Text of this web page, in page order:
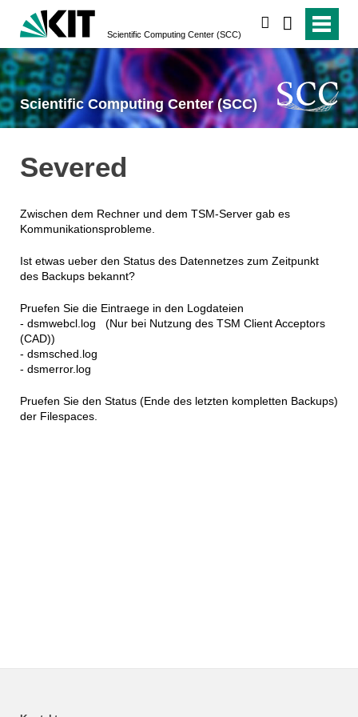
Scientific Computing Center (SCC)
Scientific Computing Center (SCC)
Severed
Zwischen dem Rechner und dem TSM-Server gab es
Kommunikationsprobleme.
Ist etwas ueber den Status des Datennetzes zum Zeitpunkt
des Backups bekannt?
Pruefen Sie die Eintraege in den Logdateien
- dsmwebcl.log (Nur bei Nutzung des TSM Client Acceptors
(CAD))
- dsmsched.log
- dsmerror.log
Pruefen Sie den Status (Ende des letzten kompletten Backups)
der Filespaces.